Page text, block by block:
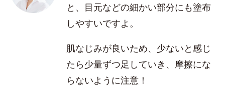
と、目元などの細かい部分にも塗布
しやすいですよ。
肌なじみが良いため、少ないと感じ
たら少量ずつ足していき、摩擦にな
らないように注意！